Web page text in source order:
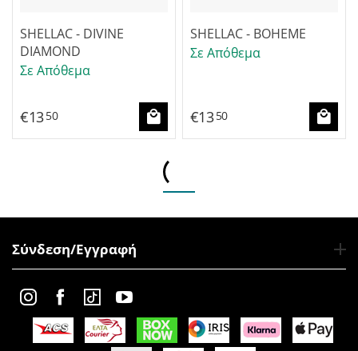
SHELLAC - DIVINE
DIAMOND
Σε Απόθεμα
€1350
SHELLAC - BOHEME
Σε Απόθεμα
€1350
Σύνδεση/Εγγραφή